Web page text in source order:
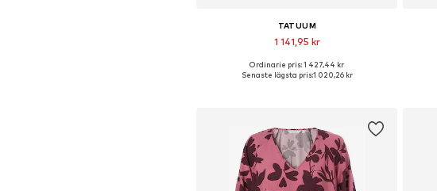
TATUUM
1 141,95 kr
Tillgängliga storlekar: 34, 36, 38, 40, 44, 46
Ordinarie pris: 1 427,44 kr
Senaste lägsta pris:1 020,26 kr